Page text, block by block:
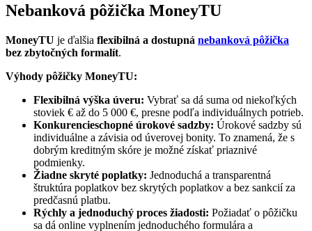
Nebanková pôžička MoneyTU
MoneyTU je ďalšia flexibilná a dostupná nebanková pôžička
bez zbytočných formalít.
Výhody pôžičky MoneyTU:
Flexibilná výška úveru: Vybrať sa dá suma od niekoľkých
stoviek € až do 5 000 €, presne podľa individuálnych potrieb.
Konkurencieschopné úrokové sadzby: Úrokové sadzby sú
individuálne a závisia od úverovej bonity. To znamená, že s
dobrým kreditným skóre je možné získať priaznivé
podmienky.
Žiadne skryté poplatky: Jednoduchá a transparentná
štruktúra poplatkov bez skrytých poplatkov a bez sankcií za
predčasnú platbu.
Rýchly a jednoduchý proces žiadosti: Požiadať o pôžičku
sa dá online vyplnením jednoduchého formulára a